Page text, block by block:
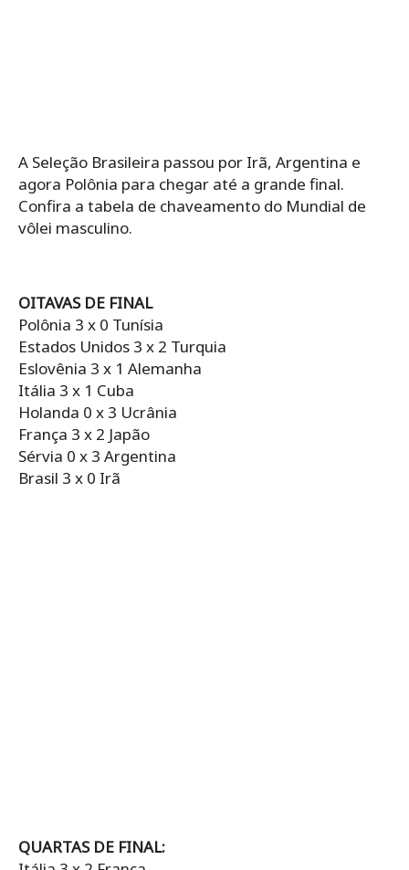
A Seleção Brasileira passou por Irã, Argentina e
agora Polônia para chegar até a grande final.
Confira a tabela de chaveamento do Mundial de
vôlei masculino.
OITAVAS DE FINAL
Polônia 3 x 0 Tunísia
Estados Unidos 3 x 2 Turquia
Eslovênia 3 x 1 Alemanha
Itália 3 x 1 Cuba
Holanda 0 x 3 Ucrânia
França 3 x 2 Japão
Sérvia 0 x 3 Argentina
Brasil 3 x 0 Irã
QUARTAS DE FINAL: